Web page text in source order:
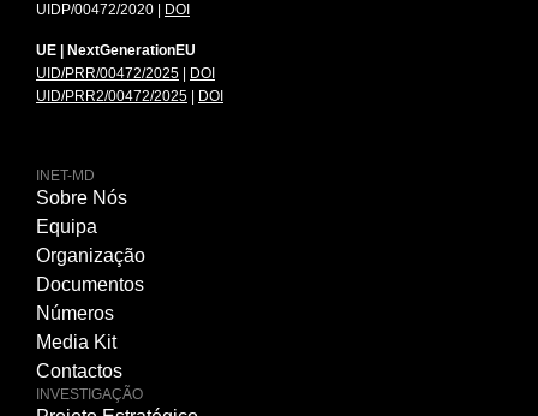
UIDP/00472/2020 |
DOI
UE | NextGenerationEU
UID/PRR/00472/2025
DOI
UID/PRR2/00472/2025
DOI
INET-MD
Sobre Nós
Equipa
Organização
Documentos
Números
Media Kit
Contactos
INVESTIGAÇÃO